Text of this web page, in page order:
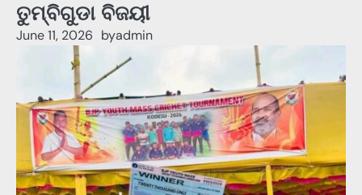
ତୁମ୍ବିଗୁଡା ବିଜୟୀ
June 11, 2026 byadmin